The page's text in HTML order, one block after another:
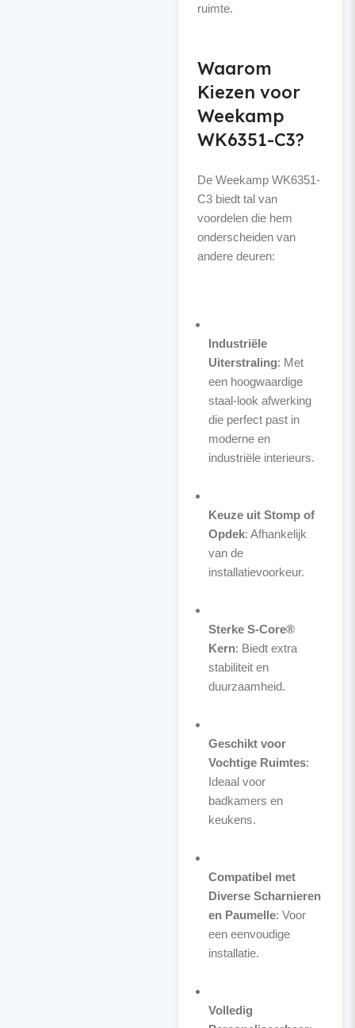
ruimte.
Waarom
Kiezen voor
Weekamp
WK6351-C3?
De Weekamp WK6351-
C3 biedt tal van
voordelen die hem
onderscheiden van
andere deuren:
Industriële
Uiterstraling: Met
een hoogwaardige
staal-look afwerking
die perfect past in
moderne en
industriële interieurs.
Keuze uit Stomp of
Opdek: Afhankelijk
van de
installatievoorkeur.
Sterke S-Core®
Kern: Biedt extra
stabiliteit en
duurzaamheid.
Geschikt voor
Vochtige Ruimtes:
Ideaal voor
badkamers en
keukens.
Compatibel met
Diverse Scharnieren
en Paumelle: Voor
een eenvoudige
installatie.
Volledig